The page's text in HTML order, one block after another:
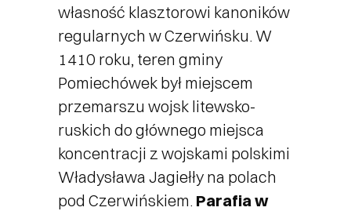
Ekologia i Środowisko
Polityka Społeczna
Kontakt z nami
własność klasztorowi kanoników
regularnych w Czerwińsku. W
1410 roku, teren gminy
Pomiechówek był miejscem
przemarszu wojsk litewsko-
ruskich do głównego miejsca
koncentracji z wojskami polskimi
Władysława Jagiełły na polach
pod Czerwińskiem. Parafia w